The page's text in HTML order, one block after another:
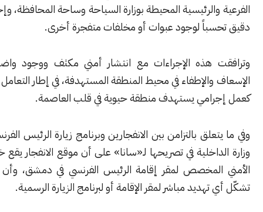
والرئيسية المحيطة بوزارة السياحة وساحة المحافظة، وإجراء تفتيش
لوجود عبوات أو مخلفات متفجرة أخرى.
هذه الإجراءات مع انتشار أمني مكثف ووجود واضح لسيارات
والإطفاء في محيط المنطقة المستهدفة، في إطار التعامل مع الحادثة
يستهدف منطقة حيوية في قلب العاصمة.
بالتزامن بين الانفجارين وبرنامج زيارة الرئيس الفرنسي، شددت
في تصريحها لـ«سانا» على أن موقع الانفجار يقع خارج النطاق
لمقر إقامة الرئيس الفرنسي في دمشق، وأن الحادثة لم
مباشر لمقر الإقامة أو لبرنامج الزيارة الرسمية.